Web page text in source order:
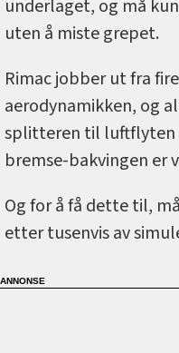
underlaget, og må
uten å miste grepet.
Rimac jobber ut fra
aerodynamikken, og
splitteren til luftflyten
bremse-bakvingen er
Og for å få dette til,
etter tusenvis av